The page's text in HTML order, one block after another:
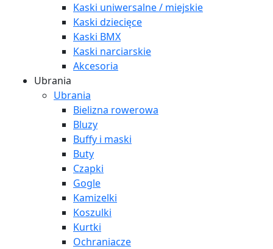
Kaski uniwersalne / miejskie
Kaski dziecięce
Kaski BMX
Kaski narciarskie
Akcesoria
Ubrania
Ubrania
Bielizna rowerowa
Bluzy
Buffy i maski
Buty
Czapki
Gogle
Kamizelki
Koszulki
Kurtki
Ochraniacze